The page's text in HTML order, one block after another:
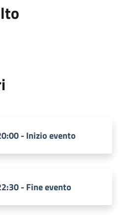
- Inizio evento
- Fine evento